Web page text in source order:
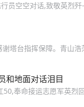
员空空对话,致敬英烈歼-
塔台指挥保障。青山
和地面对话泪目
奉命接运志愿军英烈